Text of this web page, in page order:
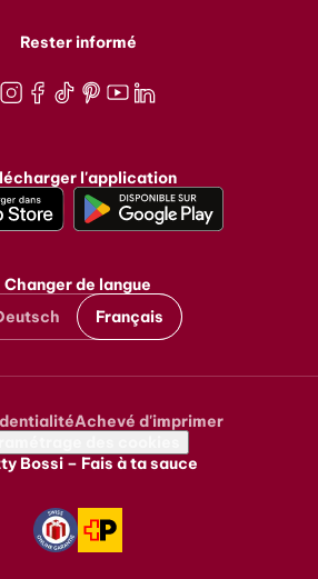
Rester informé
l'application
Changer de langue
Français
Achevé d'imprimer
Bossi – Fais à ta sauce